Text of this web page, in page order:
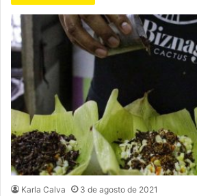
Karla Calva 3 de agosto de 2021